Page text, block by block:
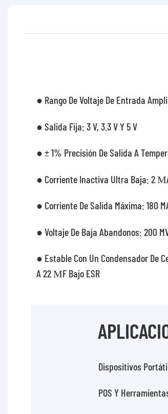
● Rango De Voltaje De Entrada
● Salida Fija: 3 V, 3.3 V Y 5 V
● ± 1% Precisión De Salida A
● Corriente Inactiva Ultra Baja: 2
● Corriente De Salida Máxima: 180
● Voltaje De Baja Abandonos: 200
● Estable Con Un Condensador De
A 22 ΜF Bajo ESR
Dispositivos
POS Y